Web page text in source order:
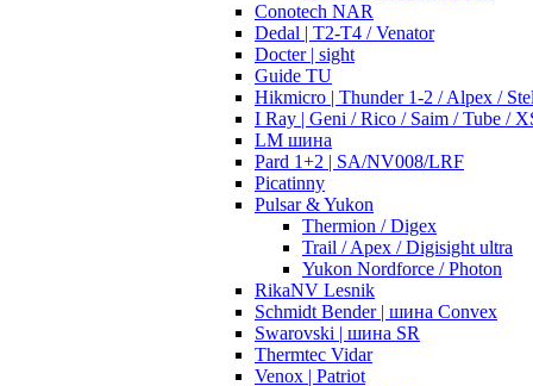
Conotech NAR
Dedal | T2-T4 / Venator
Docter | sight
Guide TU
Hikmicro | Thunder 1-2 / Alpex /
I Ray | Geni / Rico / Saim / Tube /
LM шина
Pard 1+2 | SA/NV008/LRF
Picatinny
Pulsar & Yukon
Thermion / Digex
Trail / Apex / Digisight ultra
Yukon Nordforce / Photon
RikaNV Lesnik
Schmidt Bender | шина Convex
Swarovski | шина SR
Thermtec Vidar
Venox | Patriot